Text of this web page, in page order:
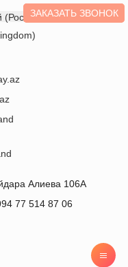
ЗАКАЗАТЬ ЗВОНОК
Алиева 106А
77 514 87 06